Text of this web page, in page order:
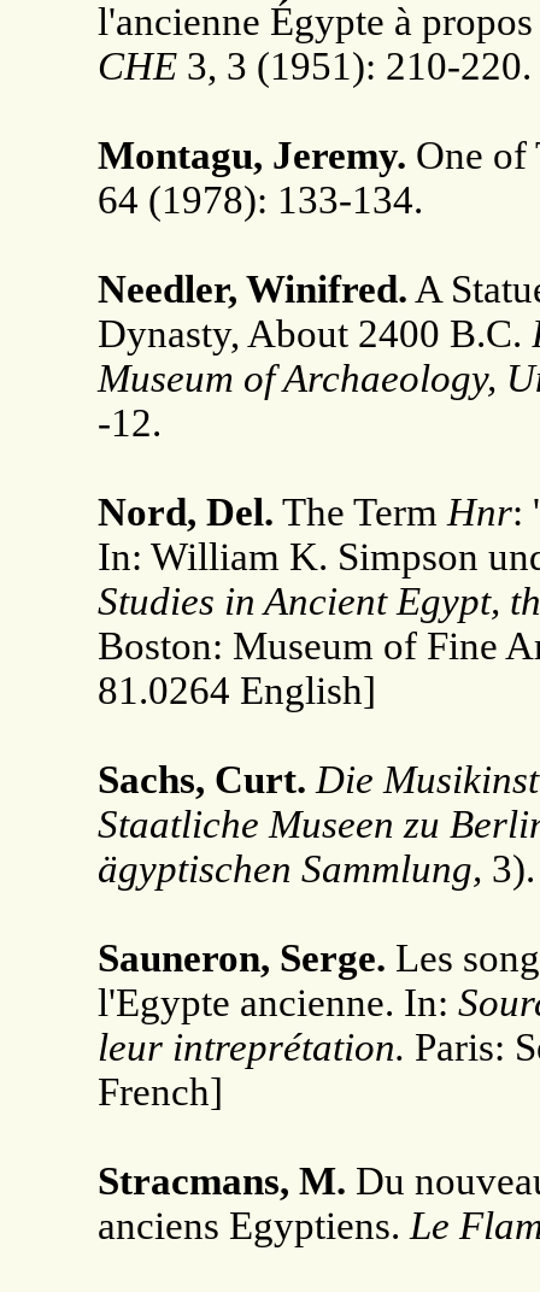
l'ancienne Égypte à
CHE3, 3 (1951): 210-220.
Montagu, Jeremy. One of
64 (1978): 133-134.
Needler, Winifred. A
Dynasty, About 2400 B.C.
Museum of Archaeology,
-12.
Nord, Del. The Term Hnr:
In: William K. Simpson
Studies in Ancient Egypt,
Boston: Museum of Fine
81.0264 English]
Sachs, Curt. Die
Staatliche Museen zu
ägyptischen Sammlung,
Sauneron, Serge. Les
l'Egypte ancienne. In:
leur intreprétation. Paris:
French]
Stracmans, M. Du
anciens Egyptiens. Le